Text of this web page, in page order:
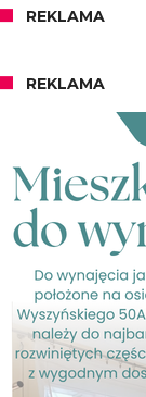
REKLAMA
REKLAMA